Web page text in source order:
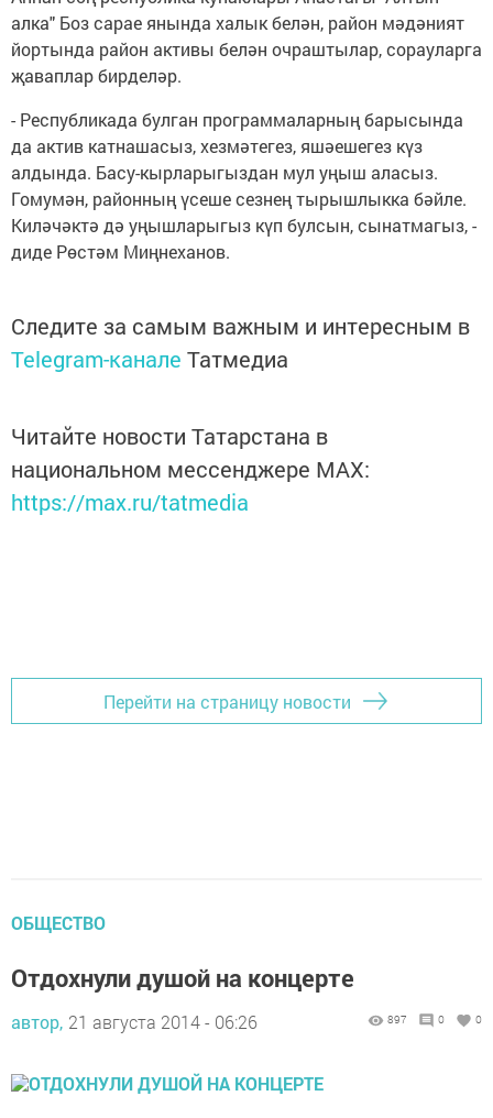
алка" Боз сарае янында халык белән, район мәдәният
йортында район активы белән очраштылар, сорауларга
җаваплар бирделәр.
- Республикада булган программаларның барысында
да актив катнашасыз, хезмәтегез, яшәешегез күз
алдында. Басу-кырларыгыздан мул уңыш аласыз.
Гомумән, районның үсеше сезнең тырышлыкка бәйле.
Киләчәктә дә уңышларыгыз күп булсын, сынатмагыз, -
диде Рөстәм Миңнеханов.
Следите за самым важным и интересным в
Telegram-канале Татмедиа
Читайте новости Татарстана в
национальном мессенджере MАХ:
https://max.ru/tatmedia
Перейти на страницу новости
ОБЩЕСТВО
Отдохнули душой на концерте
автор, 21 августа 2014 - 06:26 897 0 0